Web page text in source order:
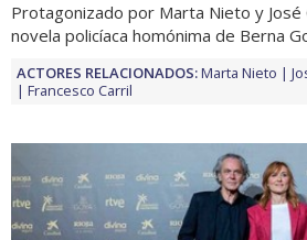
Protagonizado por Marta Nieto y José
novela policíaca homónima de Berna
ACTORES RELACIONADOS:Marta Nieto
Francesco Carril